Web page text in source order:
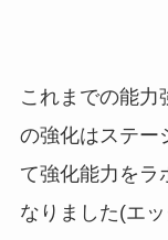
これまでの能力
の強化はステー
て強化能力をラ
なりました(エ